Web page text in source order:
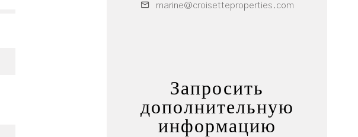
marine@croisetteproperties.com
Запросить
дополнительную
информацию